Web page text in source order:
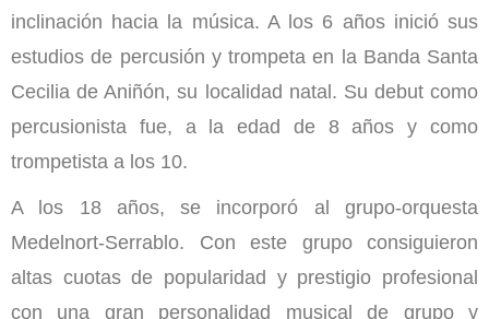
inclinación hacia la música. A los 6 años inició sus
estudios de percusión y trompeta en la Banda Santa
Cecilia de Aniñón, su localidad natal. Su debut como
percusionista fue, a la edad de 8 años y como
trompetista a los 10.
A los 18 años, se incorporó al grupo-orquesta
Medelnort-Serrablo. Con este grupo consiguieron
altas cuotas de popularidad y prestigio profesional
con una gran personalidad musical de grupo y